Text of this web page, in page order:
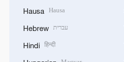
Hausa Hausa
Hebrew עברית
Hindi हिन्दी